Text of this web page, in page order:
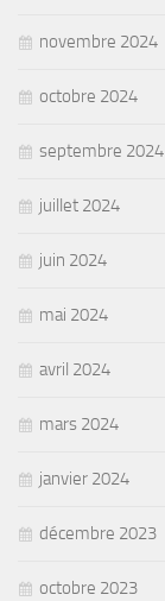
novembre 2024
octobre 2024
septembre 2024
juillet 2024
juin 2024
mai 2024
avril 2024
mars 2024
janvier 2024
décembre 2023
octobre 2023